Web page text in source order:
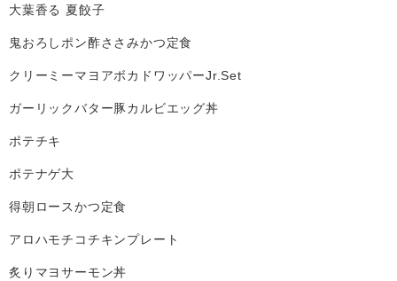
大葉香る 夏餃子
鬼おろしポン酢ささみかつ定食
クリーミーマヨアボカドワッパーJr.Set
ガーリックバター豚カルビエッグ丼
ポテチキ
ポテナゲ大
得朝ロースかつ定食
アロハモチコチキンプレート
炙りマヨサーモン丼